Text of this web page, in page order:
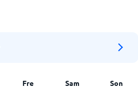
Fre Sam Son